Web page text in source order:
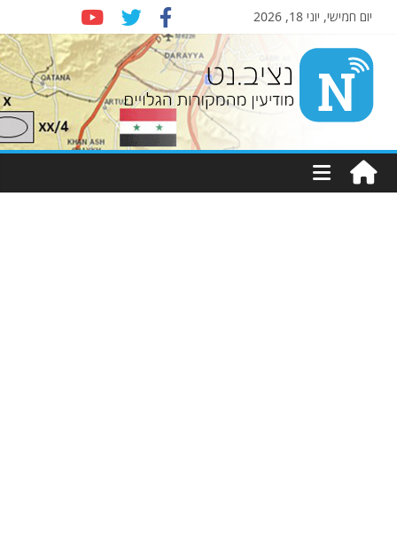
יום חמישי, יוני 18, 2026
Nziv.net
מודיעין
מהמקורות